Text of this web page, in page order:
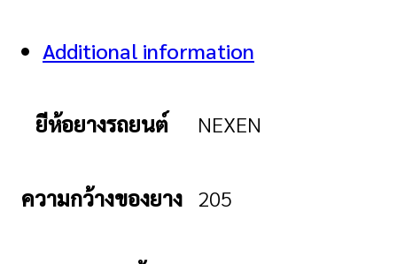
Additional information
ยีห้อยางรถยนต์ NEXEN
ความกว้างของยาง 205